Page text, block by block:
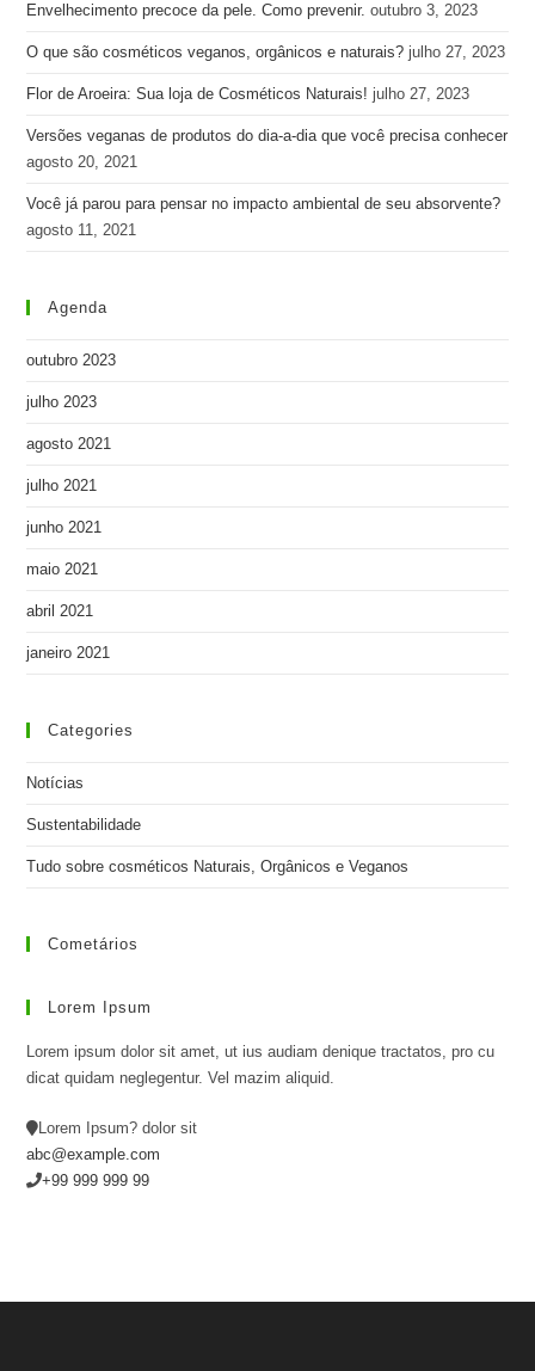
Envelhecimento precoce da pele. Como prevenir. outubro 3, 2023
O que são cosméticos veganos, orgânicos e naturais? julho 27, 2023
Flor de Aroeira: Sua loja de Cosméticos Naturais! julho 27, 2023
Versões veganas de produtos do dia-a-dia que você precisa conhecer
agosto 20, 2021
Você já parou para pensar no impacto ambiental de seu absorvente?
agosto 11, 2021
Agenda
outubro 2023
julho 2023
agosto 2021
julho 2021
junho 2021
maio 2021
abril 2021
janeiro 2021
Categories
Notícias
Sustentabilidade
Tudo sobre cosméticos Naturais, Orgânicos e Veganos
Cometários
Lorem Ipsum
Lorem ipsum dolor sit amet, ut ius audiam denique tractatos, pro cu
dicat quidam neglegentur. Vel mazim aliquid.
Lorem Ipsum? dolor sit
abc@example.com
+99 999 999 99